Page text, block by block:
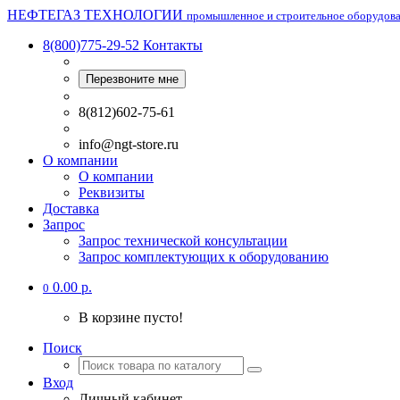
НЕФТЕГАЗ ТЕХНОЛОГИИ промышленное и строительное
8(800)775-29-52 Контакты
Перезвоните мне
8(812)602-75-61
info@ngt-store.ru
О компании
О компании
Реквизиты
Доставка
Запрос
Запрос технической консультации
Запрос комплектующих к оборудованию
0 0.00 р.
В корзине пусто!
Поиск
Вход